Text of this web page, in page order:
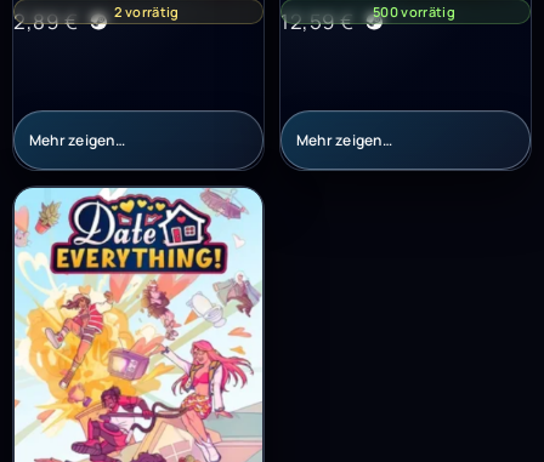
2,89€ 2 vorrätig
Mehr zeigen…
12,59€ 500 vorrätig
Mehr zeigen…